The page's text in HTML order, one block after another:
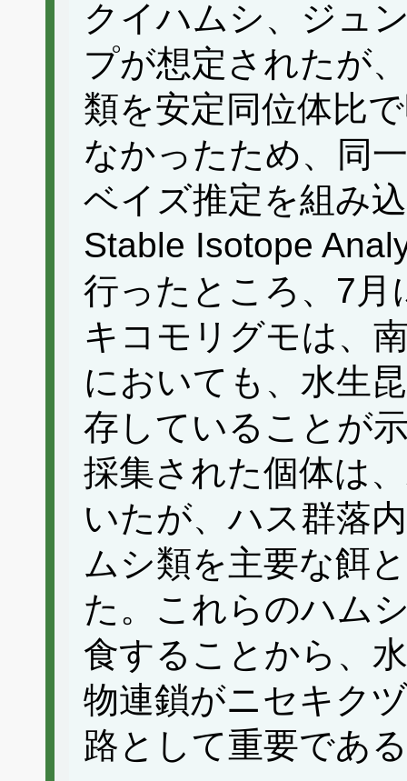
クイハムシ、ジュ
プが想定されたが
類を安定同位体比
なかったため、同
ベイズ推定を組み
Stable Isotope
行ったところ、7
キコモリグモは、
においても、水生
存していることが
採集された個体は
いたが、ハス群落
ムシ類を主要な餌
た。これらのハム
食することから、
物連鎖がニセキク
路として重要であ